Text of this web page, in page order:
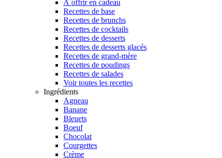
À offrir en cadeau
Recettes de base
Recettes de brunchs
Recettes de cocktails
Recettes de desserts
Recettes de desserts glacés
Recettes de grand-mère
Recettes de poudings
Recettes de salades
Voir toutes les recettes
Ingrédients
Agneau
Banane
Bleuets
Boeuf
Chocolat
Courgettes
Crème